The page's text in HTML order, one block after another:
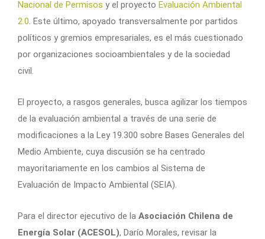
Nacional de Permisos y el proyecto Evaluación Ambiental
2.0. Este último, apoyado transversalmente por partidos
políticos y gremios empresariales, es el más cuestionado
por organizaciones socioambientales y de la sociedad
civil.
El proyecto, a rasgos generales, busca agilizar los tiempos
de la evaluación ambiental a través de una serie de
modificaciones a la Ley 19.300 sobre Bases Generales del
Medio Ambiente, cuya discusión se ha centrado
mayoritariamente en los cambios al Sistema de
Evaluación de Impacto Ambiental (SEIA).
Para el director ejecutivo de la Asociación Chilena de
Energía Solar (ACESOL), Darío Morales, revisar la